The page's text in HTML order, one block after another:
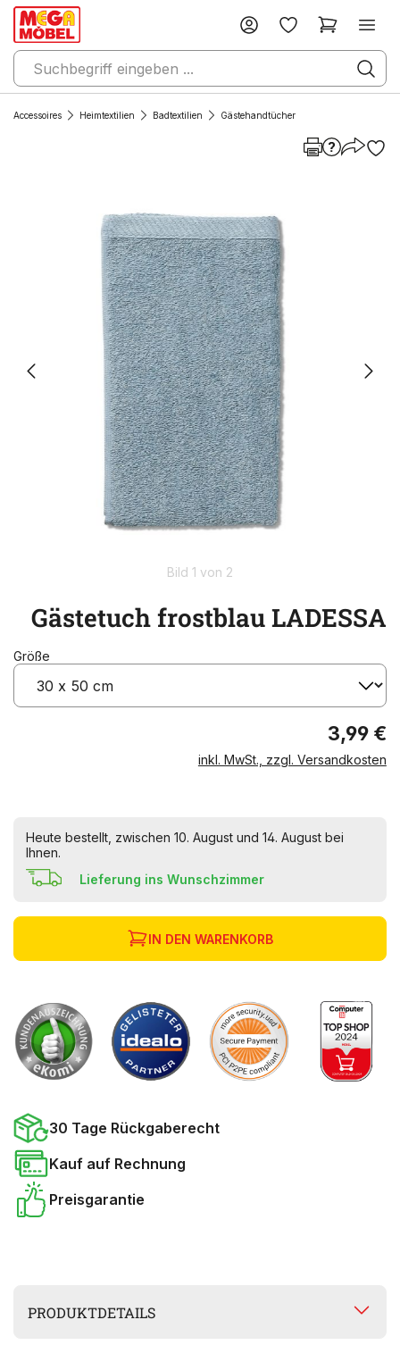
Accessoires Heimtextilien Badtextilien Gästehandtücher
Bild 1 von 2
Gästetuch frostblau LADESSA
Größe
3,99 €
inkl. MwSt., zzgl. Versandkosten
Heute bestellt, zwischen 10. August und 14. August bei
Ihnen.
Lieferung ins Wunschzimmer
IN DEN WARENKORB
30 Tage Rückgaberecht
Kauf auf Rechnung
Preisgarantie
PRODUKTDETAILS